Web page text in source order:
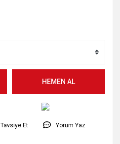
HEMEN AL
Tavsiye Et Yorum Yaz